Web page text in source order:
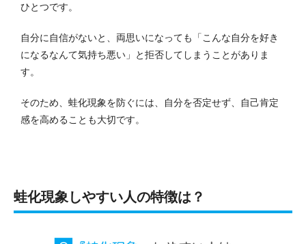
ひとつです。
自分に自信がないと、両思いになっても「こんな自分を好き
になるなんて気持ち悪い」と拒否してしまうことがありま
す。
そのため、蛙化現象を防ぐには、自分を否定せず、自己肯定
感を高めることも大切です。
蛙化現象しやすい人の特徴は？